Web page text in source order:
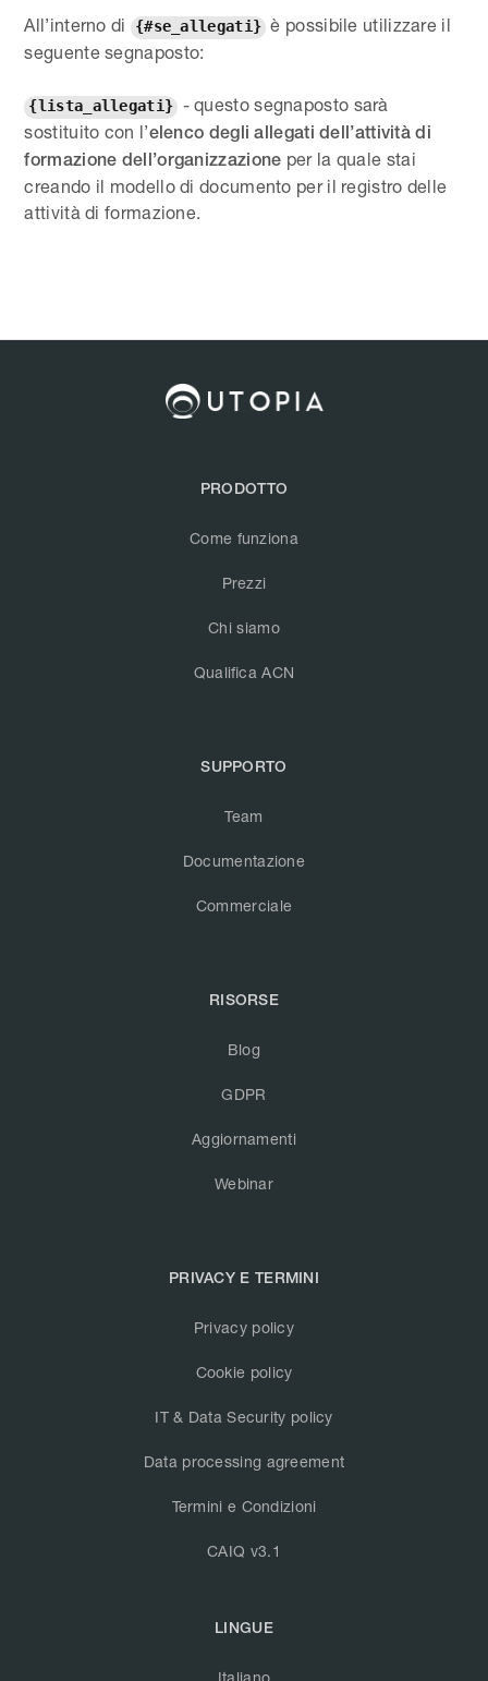
All’interno di {#se_allegati} è possibile utilizzare il
seguente segnaposto:
{lista_allegati} - questo segnaposto sarà
sostituito con l’elenco degli allegati dell’attività di
formazione dell’organizzazione per la quale stai
creando il modello di documento per il registro delle
attività di formazione.
PRODOTTO
Come funziona
Prezzi
Chi siamo
Qualifica ACN
SUPPORTO
Team
Documentazione
Commerciale
RISORSE
Blog
GDPR
Aggiornamenti
Webinar
PRIVACY E TERMINI
Privacy policy
Cookie policy
IT & Data Security policy
Data processing agreement
Termini e Condizioni
CAIQ v3.1
LINGUE
Italiano